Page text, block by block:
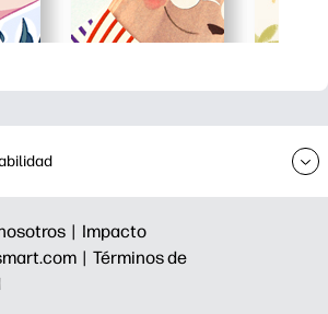
| Impacto
| Términos de